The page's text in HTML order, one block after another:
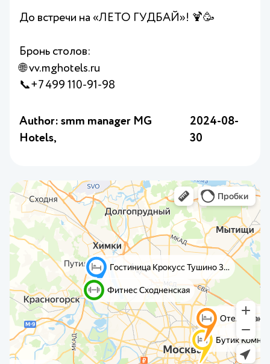
До встречи на «ЛЕТО ГУДБАЙ»! 🍹🥳
Бронь столов:
🌐 vv.mghotels.ru
📞+7 499 110-91-98
Author: smm manager MG
Hotels,
2024-08-
30